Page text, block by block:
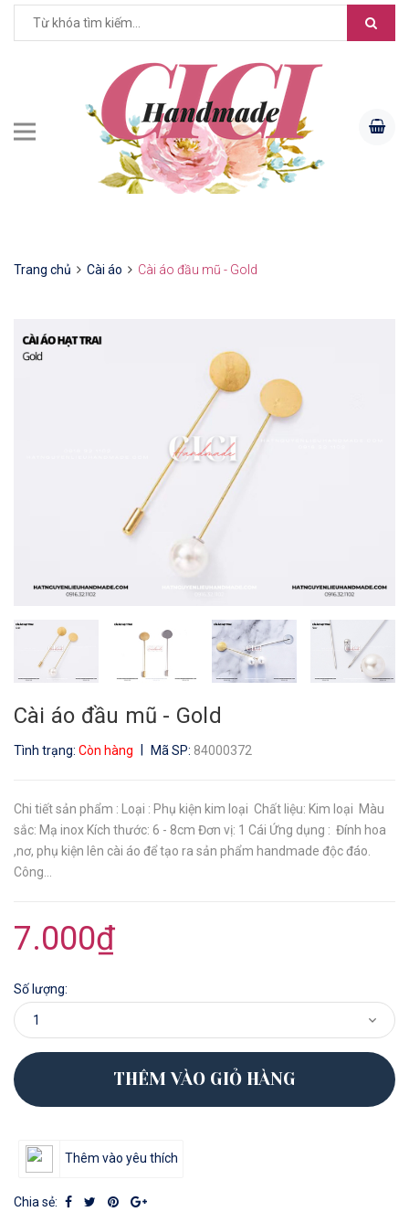
Trang chủ Cài áo Cài áo đầu mũ - Gold
Cài áo đầu mũ - Gold
Tình trạng: Còn hàng Mã SP: 84000372
Chi tiết sản phẩm : Loại : Phụ kiện kim loại Chất liệu: Kim loại Màu
sắc: Mạ inox Kích thước: 6 - 8cm Đơn vị: 1 Cái Ứng dụng : Đính hoa
,nơ, phụ kiện lên cài áo để tạo ra sản phẩm handmade độc đáo.
Công...
7.000₫
Số lượng:
THÊM VÀO GIỎ HÀNG
Thêm vào yêu thích
Chia sẻ: